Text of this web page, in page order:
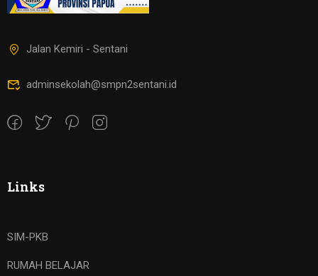
Jalan Kemiri - Sentani
adminsekolah@smpn2sentani.id
Links
SIM-PKB
RUMAH BELAJAR